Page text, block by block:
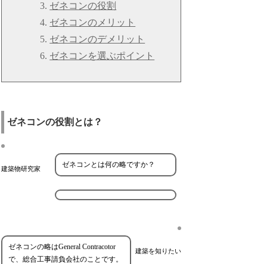
ゼネコンの役割
ゼネコンのメリット
ゼネコンのデメリット
ゼネコンを選ぶポイント
ゼネコンの役割とは？
建築物研究家 ゼネコンとは何の略ですか？
建築を知りたい
ゼネコンの略はGeneral Contracotor
で、総合工事請負会社のことです。